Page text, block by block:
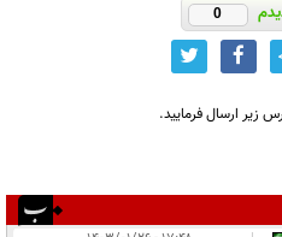
0
زیر ارسال فرمایید.